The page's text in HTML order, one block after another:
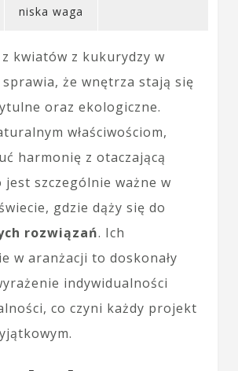
niska waga
kwiatów z kukurydzy w
że wnętrza stają się
oraz ekologiczne.
właściwościom,
harmonię z otaczającą
jest szczególnie ważne w
gdzie dąży się do
rozwiązań. Ich
w aranżacji to doskonały
indywidualności
co czyni każdy projekt